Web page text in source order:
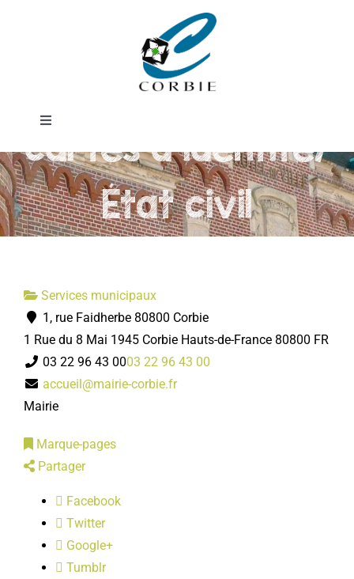
Toggle
Mairie
DÉMARCHES ADMINISTRATIVES
PRATIQUE
LOISIRS
Service
passeports et
cartes d'identité/
État civil
Services municipaux
1, rue Faidherbe 80800 Corbie
1 Rue du 8 Mai 1945 Corbie Hauts-de-France 80800 FR
03 22 96 43 0003 22 96 43 00
accueil@mairie-corbie.fr
Mairie
Marque-pages
Partager
Facebook
Twitter
Google+
Tumblr